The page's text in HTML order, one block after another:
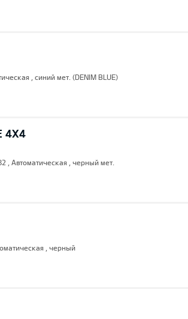
, синий мет. (DENIM BLUE)
4X4
, Автоматическая , черный мет.
, черный